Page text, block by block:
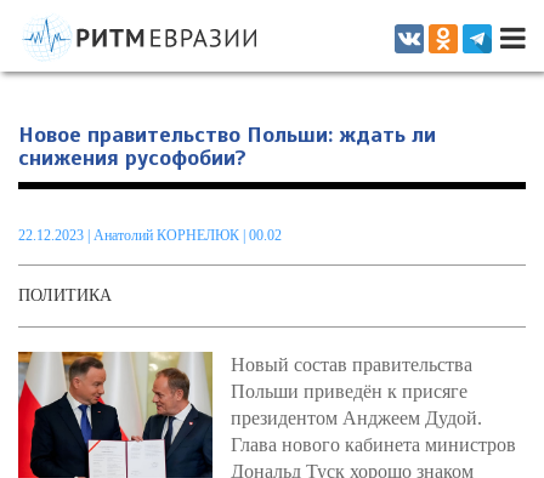
Информационно-аналитическое издание, посвященное актуальным
проблемам интеграции на постсоветском пространстве
Новое правительство Польши: ждать ли
снижения русофобии?
22.12.2023 Анатолий КОРНЕЛЮК | 00.02
ПОЛИТИКА
Новый состав правительства
Польши приведён к присяге
президентом Анджеем Дудой.
Глава нового кабинета министров
Дональд Туск хорошо знаком